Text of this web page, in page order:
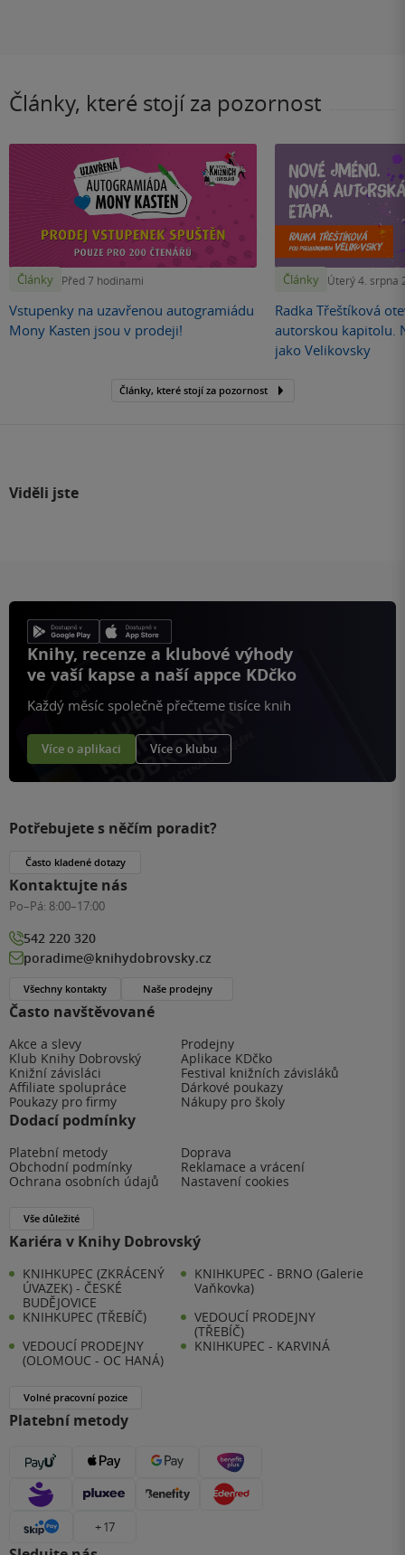
Články, které stojí za pozornost
Články Před 7 hodinami
Vstupenky na uzavřenou autogramiádu
Mony Kasten jsou v prodeji!
Články Úterý 4. srpna
Radka Třeštíková
autorskou kapitolu.
jako Velikovsky
Články, které stojí za pozornost
Viděli jste
Knihy, recenze a klubové výhody
ve vaší kapse a naší appce KDčko
Každý měsíc společně přečteme tisíce knih
Více o aplikaci Více o klubu
Často navštěvované
Akce a slevy
Prodejny
Klub Knihy Dobrovský
Aplikace KDčko
Knižní závisláci
Festival knižních závisláků
Affiliate spolupráce
Dárkové poukazy
Poukazy pro firmy
Nákupy pro školy
Dodací podmínky
Platební metody
Doprava
Obchodní podmínky
Reklamace a vrácení
Ochrana osobních údajů
Nastavení cookies
Vše důležité
Kariéra v Knihy Dobrovský
KNIHKUPEC (ZKRÁCENÝ
ÚVAZEK) - ČESKÉ
BUDĚJOVICE
KNIHKUPEC - BRNO (Galerie
Vaňkovka)
KNIHKUPEC (TŘEBÍČ)
VEDOUCÍ PRODEJNY
(TŘEBÍČ)
VEDOUCÍ PRODEJNY
(OLOMOUC - OC HANÁ)
KNIHKUPEC - KARVINÁ
Volné pracovní pozice
Platební metody
+ 17
Potřebujete s něčím poradit?
Často kladené dotazy
Kontaktujte nás
Po–Pá: 8:00–17:00
542 220 320
poradime@knihydobrovsky.cz
Všechny kontakty Naše prodejny